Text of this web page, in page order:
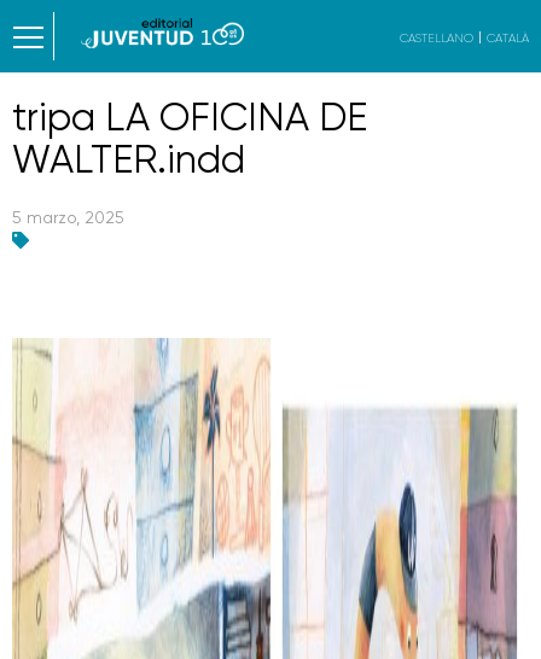
CASTELLANO CATALÀ
tripa LA OFICINA DE
WALTER.indd
5 marzo, 2025